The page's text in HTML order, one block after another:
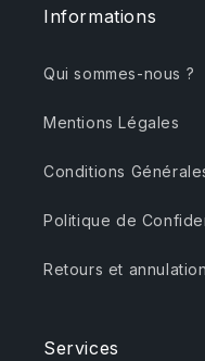
Informations
Qui sommes-nous ?
Mentions Légales
Conditions
Politique de
Retours et
Services